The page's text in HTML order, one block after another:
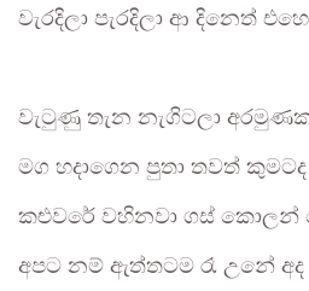
වැරදිලා පැරදිලා ආ දිනෙත්
වැටුණු තැන නැගිටලා
මග හදාගෙන පුතා තවත් කුමටද
කළුවරේ වහිනවා ගස් කොලන්
අපට නම් ඇත්තටම රෑ උනේ අද